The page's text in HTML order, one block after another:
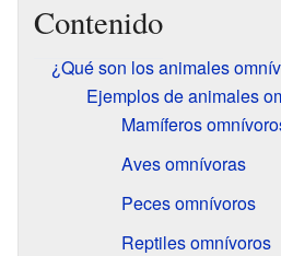
Contenido
¿Qué son los animales
Ejemplos de animales
Mamíferos
Aves omnívoras
Peces omnívoros
Reptiles omnívoros